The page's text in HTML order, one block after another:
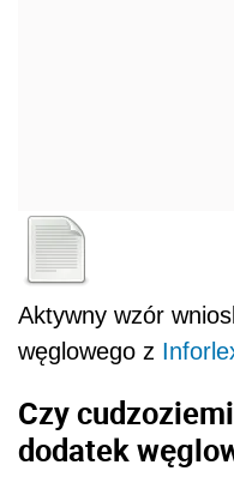
Aktywny wzór
węglowego z
Czy
dodatek